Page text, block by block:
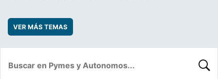
VER MÁS TEMAS